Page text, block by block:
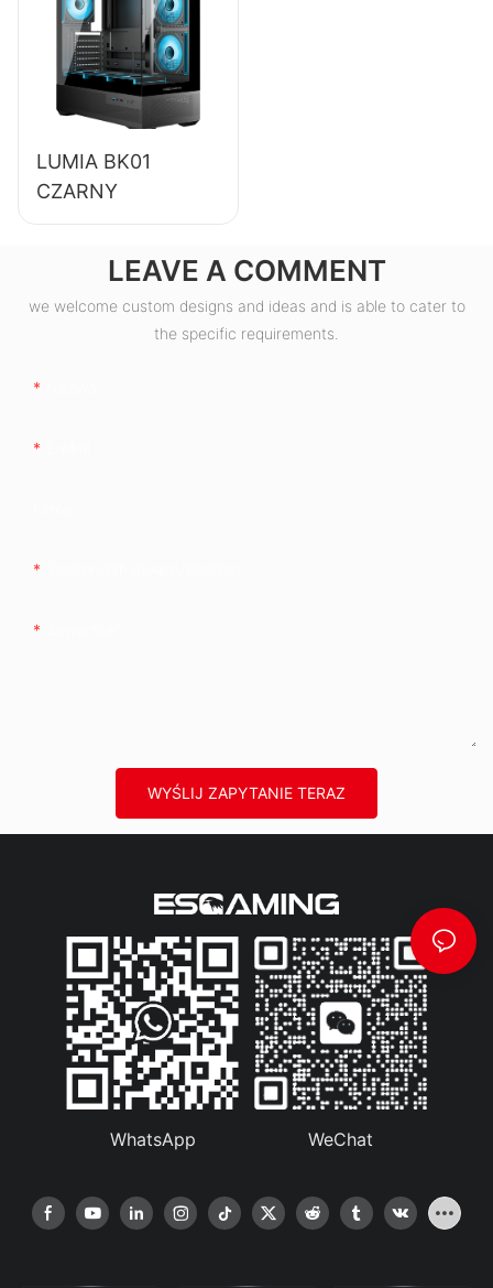
sprawności 85%,
80+ Bronze
ESB550W
LUMIA BK01
CZARNY
LEAVE A COMMENT
we welcome custom designs and ideas and is able to cater to
the specific requirements.
WYŚLIJ ZAPYTANIE TERAZ
WhatsApp WeChat